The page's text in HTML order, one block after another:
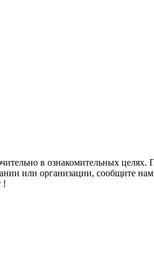
в ознакомительных
или организации, сообщите
!